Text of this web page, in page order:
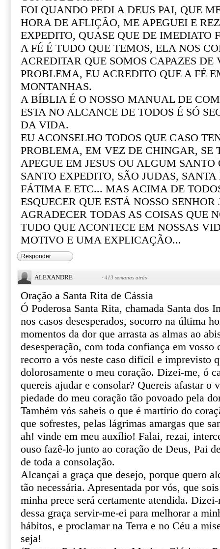
FOI QUANDO PEDI A DEUS PAI, QUE
HORA DE AFLIÇÃO, ME APEGUEI E
EXPEDITO, QUASE QUE DE IMEDIATO
A FÉ É TUDO QUE TEMOS, ELA NOS
ACREDITAR QUE SOMOS CAPAZES DE
PROBLEMA, EU ACREDITO QUE A FÉ
MONTANHAS.
A BÍBLIA É O NOSSO MANUAL DE
ESTA NO ALCANCE DE TODOS É SÓ
DA VIDA.
EU ACONSELHO TODOS QUE CASO
PROBLEMA, EM VEZ DE CHINGAR, SE
APEGUE EM JESUS OU ALGUM SANTO
SANTO EXPEDITO, SÃO JUDAS, SANTA
FÁTIMA E ETC... MAS ACIMA DE
ESQUECER QUE ESTÁ NOSSO SENHOR
AGRADECER TODAS AS COISAS QUE
TUDO QUE ACONTECE EM NOSSAS
MOTIVO E UMA EXPLICAÇÃO...
Responder
ALEXANDRE · 413 semanas atrás
Oração a Santa Rita de Cássia
Ó Poderosa Santa Rita, chamada Santa dos
nos casos desesperados, socorro na última
momentos da dor que arrasta as almas ao
desesperação, com toda confiança em vosso
recorro a vós neste caso difícil e imprevisto
dolorosamente o meu coração. Dizei-me, ó
quereis ajudar e consolar? Quereis afastar o
piedade do meu coração tão povoado pela
Também vós sabeis o que é martírio do
que sofrestes, pelas lágrimas amargas que
ah! vinde em meu auxílio! Falai, rezai,
ouso fazê-lo junto ao coração de Deus, Pai
de toda a consolação.
Alcançai a graça que desejo, porque quero
tão necessária. Apresentada por vós, que
minha prece será certamente atendida.
dessa graça servir-me-ei para melhorar a
hábitos, e proclamar na Terra e no Céu a
seja!